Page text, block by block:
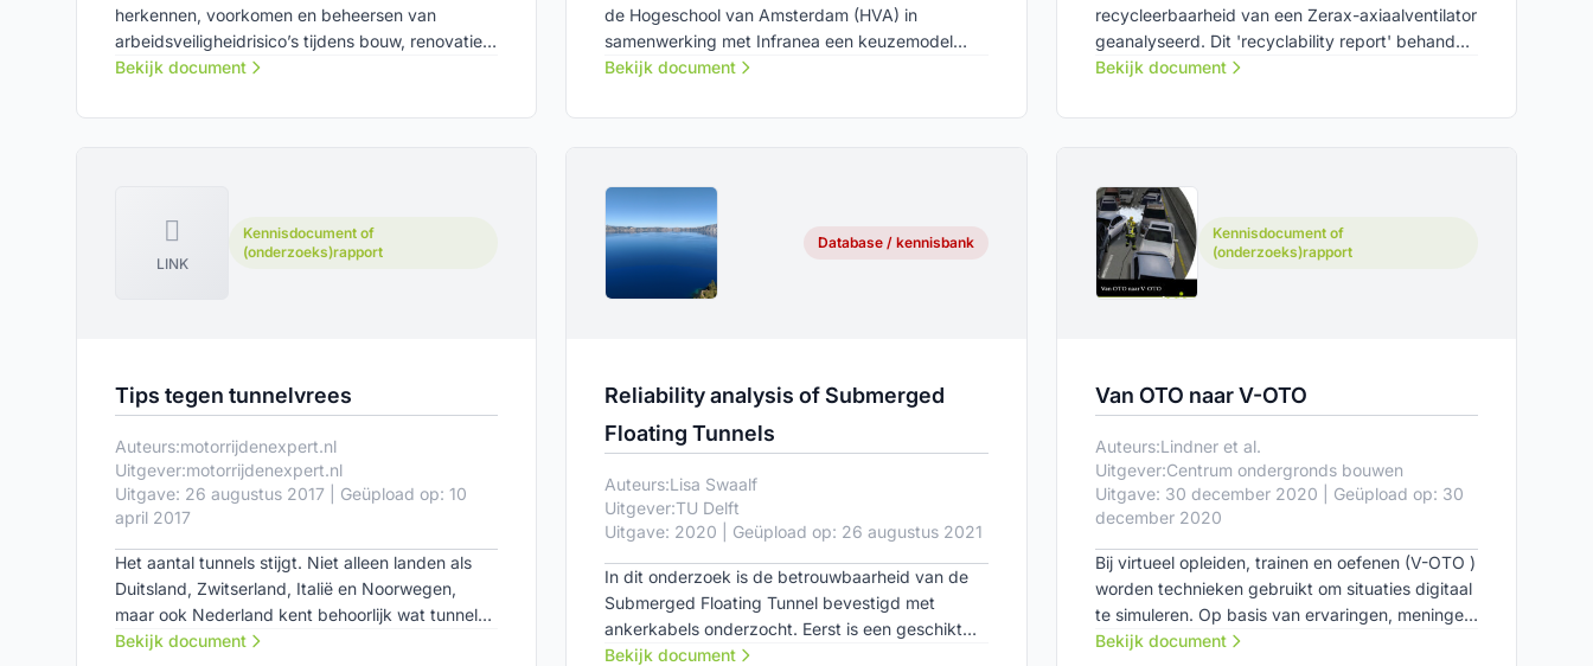
herkennen, voorkomen en beheersen van
arbeidsveiligheidrisico’s tijdens bouw, renovatie
en onderhoud van tunnels.
Bekijk document
de Hogeschool van Amsterdam (HVA) in
samenwerking met Infranea een keuzemodel
ontwikkeld voor het configureren van een
Bekijk document
recycleerbaarheid van een Zerax-axiaalventilator
geanalyseerd. Dit 'recyclability report' behandelt
zowel de theoretische herbruikbaarheid van elk
de daadwerkelijke herbruikbaar in de praktijk.
Bekijk document
LINK
Kennisdocument of
(onderzoeks)rapport
Tips tegen tunnelvrees
Auteurs:motorrijdenexpert.nl
Uitgever:motorrijdenexpert.nl
Uitgave: 26 augustus 2017 | Geüpload op: 10
april 2017
Het aantal tunnels stijgt. Niet alleen landen als
Duitsland, Zwitserland, Italië en Noorwegen,
maar ook Nederland kent behoorlijk wat tunnels.
Er zijn veel mensen die last hebben van een
Bekijk document
Database / kennisbank
Reliability analysis of Submerged
Floating Tunnels
Auteurs:Lisa Swaalf
Uitgever:TU Delft
Uitgave: 2020 | Geüpload op: 26 augustus 2021
In dit onderzoek is de betrouwbaarheid van de
Submerged Floating Tunnel bevestigd met
ankerkabels onderzocht. Eerst is een geschikt
betrouwbaarheidsniveau bepaald om de SFT
Bekijk document
Kennisdocument of
(onderzoeks)rapport
Van OTO naar V-OTO
Auteurs:Lindner et al.
Uitgever:Centrum ondergronds bouwen
Uitgave: 30 december 2020 | Geüpload op: 30
december 2020
Bij virtueel opleiden, trainen en oefenen (V-OTO )
worden technieken gebruikt om situaties digitaal
te simuleren. Op basis van ervaringen, meningen
en ideeën van de direct betrokken stakeholders
Bekijk document